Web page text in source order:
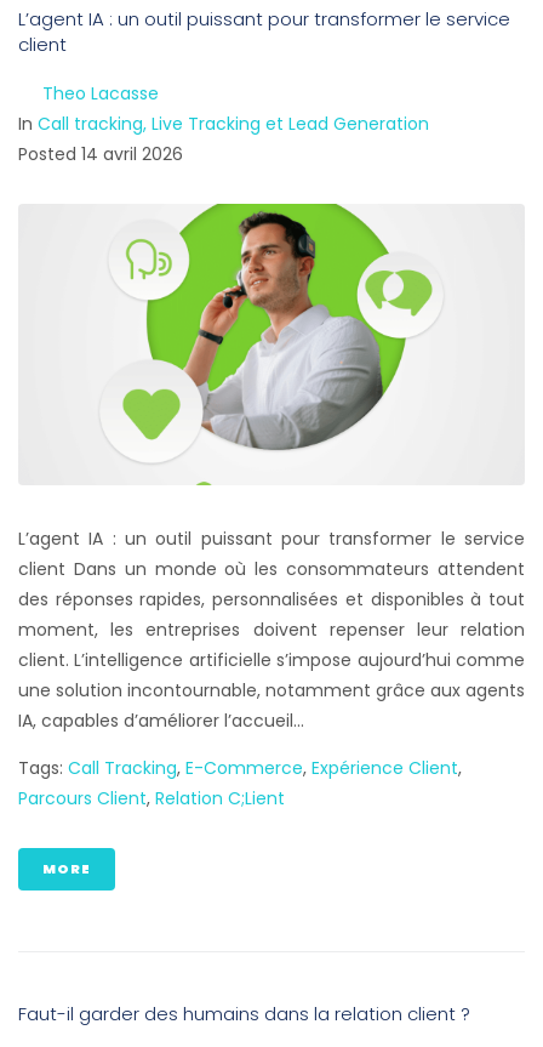
L’agent IA : un outil puissant pour transformer le service
client
Theo Lacasse
In Call tracking, Live Tracking et Lead Generation
Posted 14 avril 2026
L’agent IA : un outil puissant pour transformer le service
client Dans un monde où les consommateurs attendent
des réponses rapides, personnalisées et disponibles à tout
moment, les entreprises doivent repenser leur relation
client. L’intelligence artificielle s’impose aujourd’hui comme
une solution incontournable, notamment grâce aux agents
IA, capables d’améliorer l’accueil...
Tags: Call Tracking, E-Commerce, Expérience Client,
Parcours Client, Relation C;lient
MORE
Faut-il garder des humains dans la relation client ?